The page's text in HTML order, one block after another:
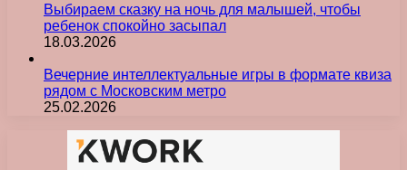
Выбираем сказку на ночь для малышей, чтобы
ребенок спокойно засыпал
18.03.2026
Вечерние интеллектуальные игры в формате квиза
рядом с Московским метро
25.02.2026